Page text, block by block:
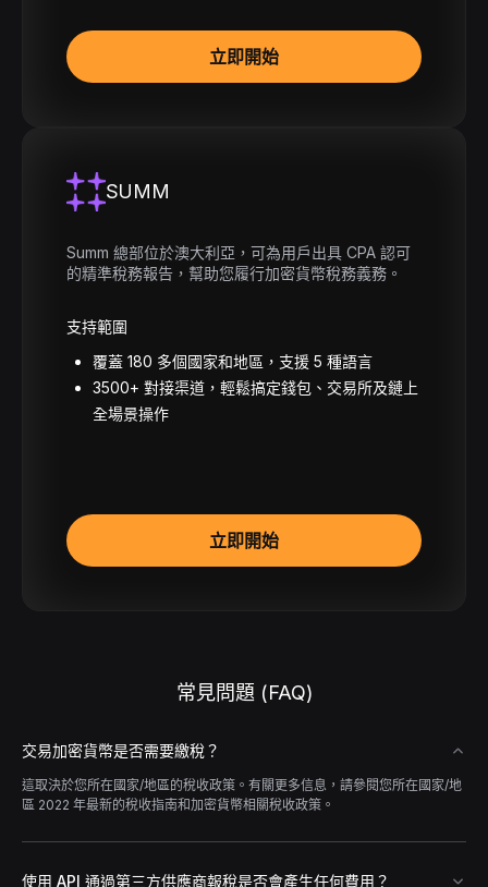
立即開始
SUMM
Summ 總部位於澳大利亞，可為用戶出具 CPA 認可
的精準稅務報告，幫助您履行加密貨幣稅務義務。
支持範圍
覆蓋 180 多個國家和地區，支援 5 種語言
3500+ 對接渠道，輕鬆搞定錢包、交易所及鏈上
全場景操作
立即開始
常見問題 (FAQ)
交易加密貨幣是否需要繳稅？
這取決於您所在國家/地區的稅收政策。有關更多信息，請參閱您所在國家/地
區 2022 年最新的稅收指南和加密貨幣相關稅收政策。
使用 API 通過第三方供應商報稅是否會產生任何費用？